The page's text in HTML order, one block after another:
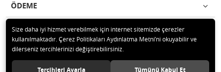
ÖDEME
İLETİŞİM
© 2020 Çağrı Medikal Tekerlekli Sandalye Mağazası Tüm hakları saklıdır.
Size daha iyi hizmet verebilmek için internet sitemizde çerezler
kullanılmaktadır. Çerez Politikaları Aydınlatma Metni’ni okuyabilir ve
dilerseniz tercihlerinizi değiştirebilirsiniz.
Tercihleri Ayarla Tümünü Kabul Et